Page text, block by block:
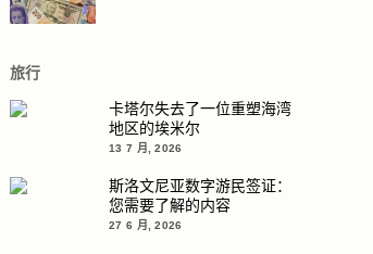
旅行
卡塔尔失去了一位重塑海湾
地区的埃米尔
13 7 月, 2026
斯洛文尼亚数字游民签证：
您需要了解的内容
27 6 月, 2026